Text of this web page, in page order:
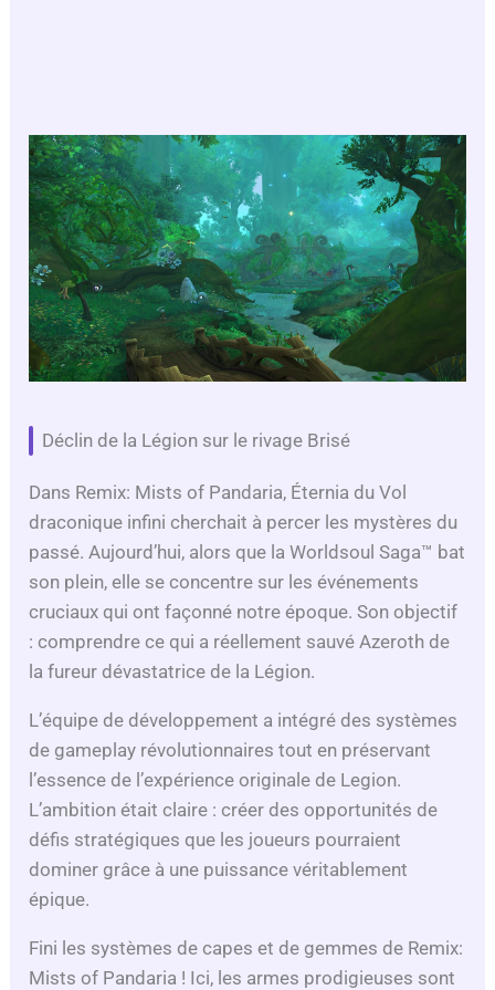
Déclin de la Légion sur le rivage Brisé
Dans Remix: Mists of Pandaria, Éternia du Vol
draconique infini cherchait à percer les mystères du
passé. Aujourd’hui, alors que la Worldsoul Saga™ bat
son plein, elle se concentre sur les événements
cruciaux qui ont façonné notre époque. Son objectif
: comprendre ce qui a réellement sauvé Azeroth de
la fureur dévastatrice de la Légion.
L’équipe de développement a intégré des systèmes
de gameplay révolutionnaires tout en préservant
l’essence de l’expérience originale de Legion.
L’ambition était claire : créer des opportunités de
défis stratégiques que les joueurs pourraient
dominer grâce à une puissance véritablement
épique.
Fini les systèmes de capes et de gemmes de Remix:
Mists of Pandaria ! Ici, les armes prodigieuses sont